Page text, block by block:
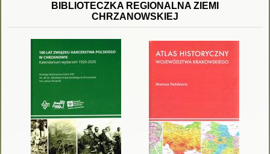
BIBLIOTECZKA REGIONALNA ZIEMI
CHRZANOWSKIEJ